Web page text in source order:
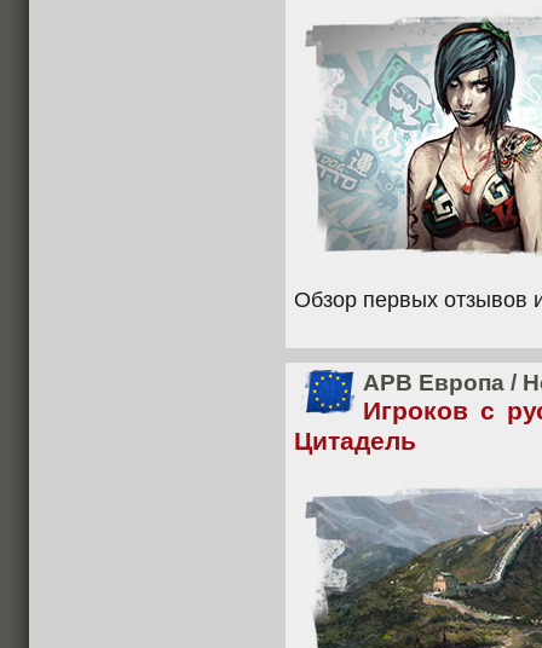
Обзор первых отзывов
APB Европа /
Игроков с
Цитадель